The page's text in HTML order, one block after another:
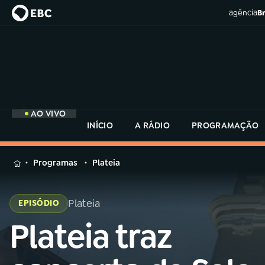
agência
AO VIVO
INÍCIO
A RÁDIO PROGRAMAÇÃO
MENU
Buscar
na
Rádio
Início AO VIVO
na
Rádio
Programas Plateia
EPISÓDIO Plateia
Plateia traz